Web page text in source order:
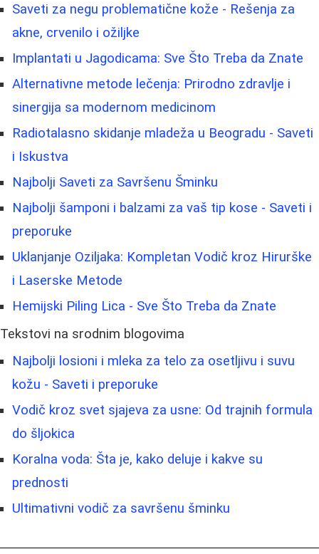
Saveti za negu problematične kože - Rešenja za
akne, crvenilo i ožiljke
Implantati u Jagodicama: Sve Što Treba da Znate
Alternativne metode lečenja: Prirodno zdravlje i
sinergija sa modernom medicinom
Radiotalasno skidanje mladeža u Beogradu - Saveti
i Iskustva
Najbolji Saveti za Savršenu Šminku
Najbolji šamponi i balzami za vaš tip kose - Saveti i
preporuke
Uklanjanje Oziljaka: Kompletan Vodič kroz Hirurške
i Laserske Metode
Hemijski Piling Lica - Sve Što Treba da Znate
Tekstovi na srodnim blogovima
Najbolji losioni i mleka za telo za osetljivu i suvu
kožu - Saveti i preporuke
Vodič kroz svet sjajeva za usne: Od trajnih formula
do šljokica
Koralna voda: Šta je, kako deluje i kakve su
prednosti
Ultimativni vodič za savršenu šminku